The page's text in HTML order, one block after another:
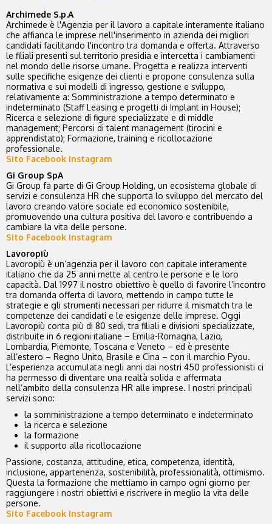
Archimede S.p.A
Archimede è l'Agenzia per il lavoro a capitale interamente italiano
che affianca le imprese nell'inserimento in azienda dei migliori
candidati facilitando l'incontro tra domanda e offerta. Attraverso
le filiali presenti sul territorio presidia e intercetta i cambiamenti
nel mondo delle risorse umane. Progetta e realizza interventi
sulle specifiche esigenze dei clienti e propone consulenza sulla
normativa e sui modelli di ingresso, gestione e sviluppo,
relativamente a: Somministrazione a tempo determinato e
indeterminato (Staff Leasing e progetti di Implant in House);
Ricerca e selezione di figure specializzate e di middle
management; Percorsi di talent management (tirocini e
apprendistato); Formazione, training e ricollocazione
professionale.
Sito Facebook Instagram
Gi Group SpA
Gi Group fa parte di Gi Group Holding, un ecosistema globale di
servizi e consulenza HR che supporta lo sviluppo del mercato del
lavoro creando valore sociale ed economico sostenibile,
promuovendo una cultura positiva del lavoro e contribuendo a
cambiare la vita delle persone.
Sito Facebook Instagram
Lavoropiù
Lavoropiù è un’agenzia per il lavoro con capitale interamente
italiano che da 25 anni mette al centro le persone e le loro
capacità. Dal 1997 il nostro obiettivo è quello di favorire l’incontro
tra domanda offerta di lavoro, mettendo in campo tutte le
strategie e gli strumenti necessari per ridurre il mismatch tra le
competenze dei candidati e le esigenze delle imprese. Oggi
Lavoropiù conta più di 80 sedi, tra filiali e divisioni specializzate,
distribuite in 6 regioni italiane – Emilia-Romagna, Lazio,
Lombardia, Piemonte, Toscana e Veneto – ed è presente
all’estero – Regno Unito, Brasile e Cina – con il marchio Pyou.
L’esperienza accumulata negli anni dai nostri 450 professionisti ci
ha permesso di diventare una realtà solida e affermata
nell’ambito della consulenza HR alle imprese. I nostri principali
servizi sono:
la somministrazione a tempo determinato e indeterminato
la ricerca e selezione
la formazione
il supporto alla ricollocazione
Passione, costanza, attitudine, etica, competenza, identità,
inclusione, appartenenza, sostenibilità, professionalità, ottimismo.
Questa la formazione che mettiamo in campo ogni giorno per
raggiungere i nostri obiettivi e riscrivere in meglio la vita delle
persone.
Sito Facebook Instagram